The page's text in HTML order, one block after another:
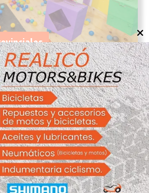
y rock: Santa Rosa en
para todos los
InfoTec 4.0